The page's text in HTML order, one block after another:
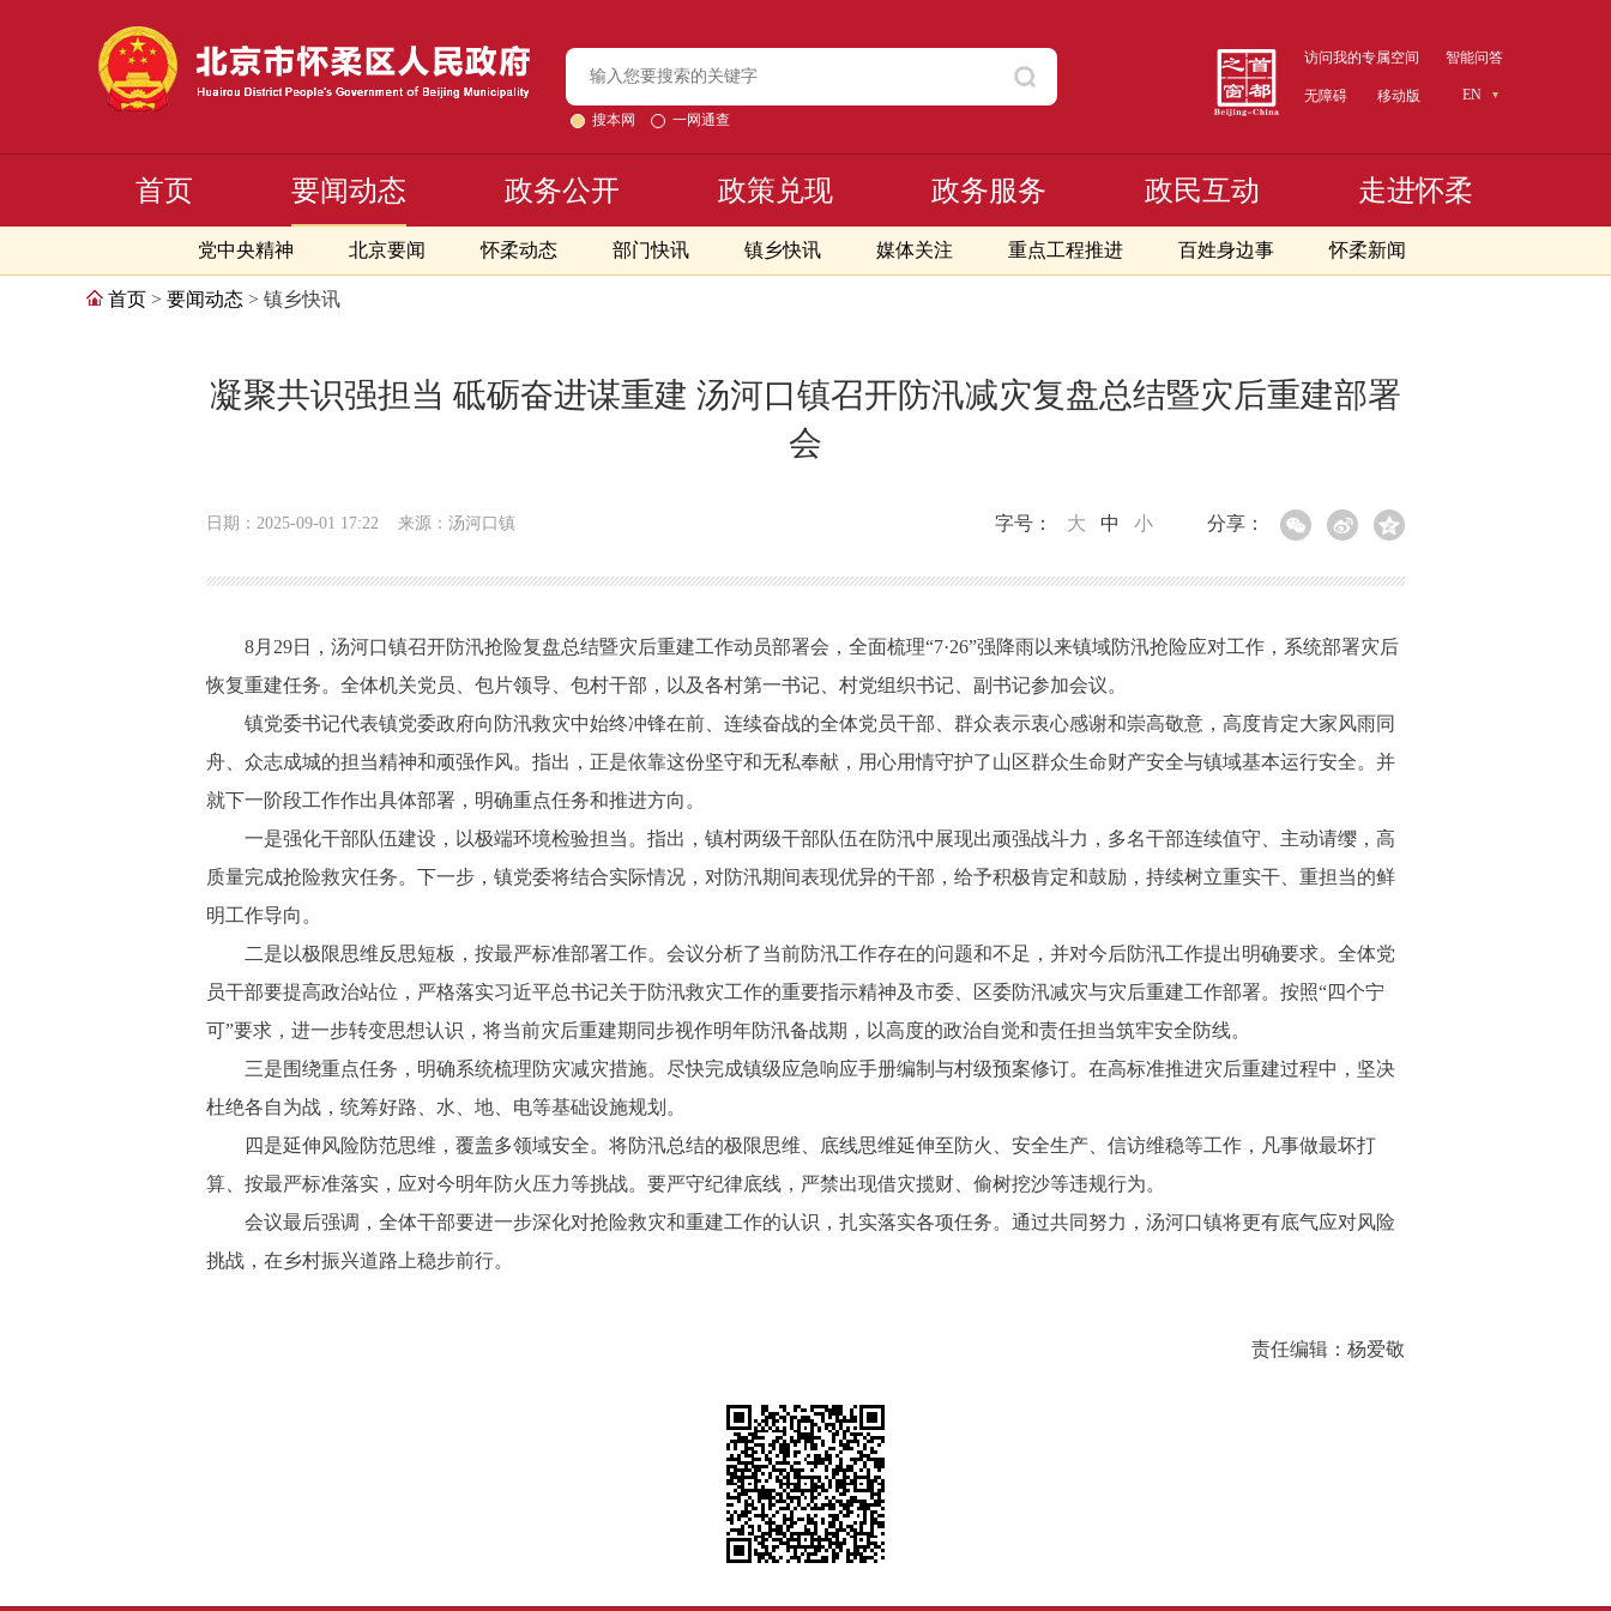
搜本网 一网通查
访问我的专属空间 智能问答
无障碍 移动版 EN
首页 要闻动态
党中央精神 北京要闻 怀柔动态 部门快讯 镇乡快讯 媒体关注 重点工程推进 百姓身边事 怀柔新闻
政务公开 政策兑现 政务服务 政民互动 走进怀柔
首页 > 要闻动态 > 镇乡快讯
凝聚共识强担当 砥砺奋进谋重建 汤河口镇召开防汛减灾复盘总结暨灾后重建部署
会
日期：2025-09-01 17:22 来源：汤河口镇 分享：
字号： 大 中 小
8月29日，汤河口镇召开防汛抢险复盘总结暨灾后重建工作动员部署会，全面梳理“7·26”强降雨以来镇域防汛抢险应对工作，系统部署灾后
恢复重建任务。全体机关党员、包片领导、包村干部，以及各村第一书记、村党组织书记、副书记参加会议。
镇党委书记代表镇党委政府向防汛救灾中始终冲锋在前、连续奋战的全体党员干部、群众表示衷心感谢和崇高敬意，高度肯定大家风雨同
舟、众志成城的担当精神和顽强作风。指出，正是依靠这份坚守和无私奉献，用心用情守护了山区群众生命财产安全与镇域基本运行安全。并
就下一阶段工作作出具体部署，明确重点任务和推进方向。
一是强化干部队伍建设，以极端环境检验担当。指出，镇村两级干部队伍在防汛中展现出顽强战斗力，多名干部连续值守、主动请缨，高
质量完成抢险救灾任务。下一步，镇党委将结合实际情况，对防汛期间表现优异的干部，给予积极肯定和鼓励，持续树立重实干、重担当的鲜
明工作导向。
二是以极限思维反思短板，按最严标准部署工作。会议分析了当前防汛工作存在的问题和不足，并对今后防汛工作提出明确要求。全体党
员干部要提高政治站位，严格落实习近平总书记关于防汛救灾工作的重要指示精神及市委、区委防汛减灾与灾后重建工作部署。按照“四个宁
可”要求，进一步转变思想认识，将当前灾后重建期同步视作明年防汛备战期，以高度的政治自觉和责任担当筑牢安全防线。
三是围绕重点任务，明确系统梳理防灾减灾措施。尽快完成镇级应急响应手册编制与村级预案修订。在高标准推进灾后重建过程中，坚决
杜绝各自为战，统筹好路、水、地、电等基础设施规划。
四是延伸风险防范思维，覆盖多领域安全。将防汛总结的极限思维、底线思维延伸至防火、安全生产、信访维稳等工作，凡事做最坏打
算、按最严标准落实，应对今明年防火压力等挑战。要严守纪律底线，严禁出现借灾揽财、偷树挖沙等违规行为。
会议最后强调，全体干部要进一步深化对抢险救灾和重建工作的认识，扎实落实各项任务。通过共同努力，汤河口镇将更有底气应对风险
挑战，在乡村振兴道路上稳步前行。
责任编辑：杨爱敬